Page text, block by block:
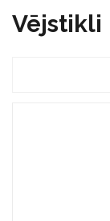
Vējstikli